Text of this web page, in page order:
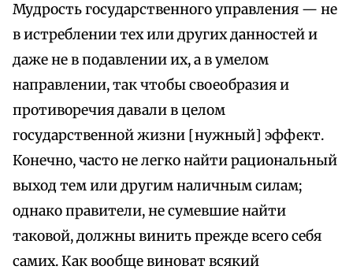
Мудрость государственного управления — не
в истреблении тех или других данностей и
даже не в подавлении их, а в умелом
направлении, так чтобы своеобразия и
противоречия давали в целом
государственной жизни [нужный] эффект.
Конечно, часто не легко найти рациональный
выход тем или другим наличным силам;
однако правители, не сумевшие найти
таковой, должны винить прежде всего себя
самих. Как вообще виноват всякий